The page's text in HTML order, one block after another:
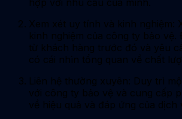
Xem xét uy tính và kinh nghiệm:
kinh nghiệm của công ty bảo vệ.
từ khách hàng trước đó và yêu
có cái nhìn tổng quan về chất
Liên hệ thường xuyên: Duy trì
với công ty bảo vệ và cung cấp
về hiệu quả và đáp ứng của dịch